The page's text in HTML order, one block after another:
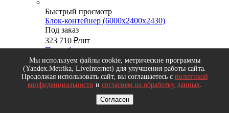
Быстрый просмотр
Блок-контейнер (6000х2400х2430)
Под заказ
323 710 ₽/шт
Подробнее
Быстрый просмотр
Контейнер 20 футов
Под заказ
Мы используем файлы cookie, метрические программы
(Yandex.Metrika, LiveInternet) для улучшения работы сайта.
Продолжая использовать сайт, вы соглашаетесь с политикой
конфиденциальности и согласием на обработку данных.
Согласен